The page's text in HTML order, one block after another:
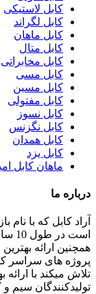
کابل لاستیکی
کابل لگراند
کابل ماهان
کابل متال
کابل مخابراتی
کابل مسی
کابل مسین
کابل مفتولی
کابل نسوز
کابل نگزنس
کابل همدان
کابل یزد
ماهان کابل
درباره ما
آراد کابل که با نام
همچنین ارائه
پروژه های سراسر
تلاش میکند با
تولیدکنندگان سیم